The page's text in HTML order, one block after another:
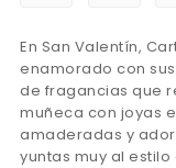
En San Valentín,
enamorado con
de fragancias que
muñeca con joyas
amaderadas y
yuntas muy al